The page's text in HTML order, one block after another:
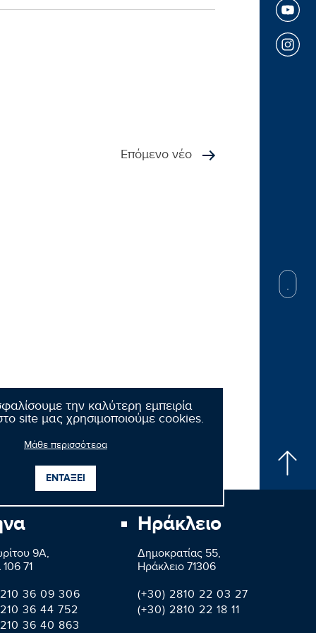
την καλύτερη εμπειρία
site μας χρησιμοποιούμε cookies.
Μάθε περισσότερα
ΕΝΤΑΞΕΙ
Επόμενο νέο
9A,
71
36 09 306
36 44 752
36 40 863
Ηράκλειο
Δημοκρατίας 55,
Ηράκλειο 71306
(+30) 2810 22 03 27
(+30) 2810 22 18 11